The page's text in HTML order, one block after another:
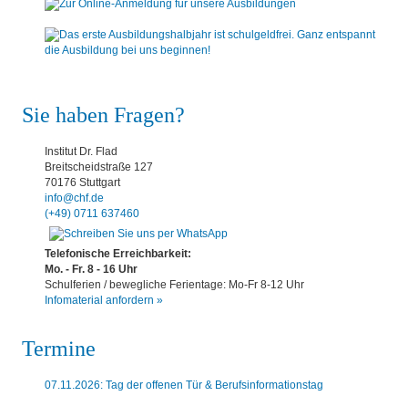
Sie haben Fragen?
Institut Dr. Flad
Breitscheidstraße 127
70176 Stuttgart
info@chf.de
(+49) 0711 637460
Telefonische Erreichbarkeit:
Mo. - Fr. 8 - 16 Uhr
Schulferien / bewegliche Ferientage: Mo-Fr 8-12 Uhr
Infomaterial anfordern »
Termine
07.11.2026: Tag der offenen Tür & Berufsinformationstag